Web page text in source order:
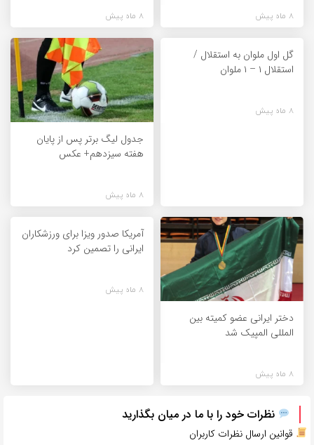
8 ماه پیش 8 ماه پیش
گل اول ملوان به استقلال /
استقلال ۱ – ۱ ملوان
8 ماه پیش
جدول لیگ برتر پس از پایان
هفته سیزدهم+ عکس
8 ماه پیش
دختر ایرانی عضو کمیته بین
المللی المپیک شد
8 ماه پیش
آمریکا صدور ویزا برای ورزشکاران
ایرانی را تصمین کرد
8 ماه پیش
نظرات خود را با ما در میان بگذارید
قوانین ارسال نظرات کاربران